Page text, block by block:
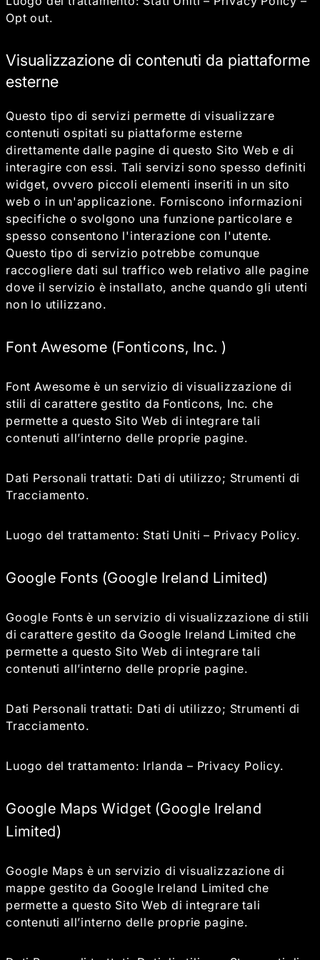
Opt out.
Visualizzazione di contenuti da piattaforme
esterne
Questo tipo di servizi permette di visualizzare
contenuti ospitati su piattaforme esterne
direttamente dalle pagine di questo Sito Web e di
interagire con essi. Tali servizi sono spesso definiti
widget, ovvero piccoli elementi inseriti in un sito
web o in un'applicazione. Forniscono informazioni
specifiche o svolgono una funzione particolare e
spesso consentono l'interazione con l'utente.
Questo tipo di servizio potrebbe comunque
raccogliere dati sul traffico web relativo alle pagine
dove il servizio è installato, anche quando gli utenti
non lo utilizzano.
Font Awesome (Fonticons, Inc. )
Font Awesome è un servizio di visualizzazione di
stili di carattere gestito da Fonticons, Inc. che
permette a questo Sito Web di integrare tali
contenuti all’interno delle proprie pagine.
Dati Personali trattati: Dati di utilizzo; Strumenti di
Tracciamento.
Luogo del trattamento: Stati Uniti – Privacy Policy.
Google Fonts (Google Ireland Limited)
Google Fonts è un servizio di visualizzazione di stili
di carattere gestito da Google Ireland Limited che
permette a questo Sito Web di integrare tali
contenuti all’interno delle proprie pagine.
Dati Personali trattati: Dati di utilizzo; Strumenti di
Tracciamento.
Luogo del trattamento: Irlanda – Privacy Policy.
Google Maps Widget (Google Ireland
Limited)
Google Maps è un servizio di visualizzazione di
mappe gestito da Google Ireland Limited che
permette a questo Sito Web di integrare tali
contenuti all’interno delle proprie pagine.